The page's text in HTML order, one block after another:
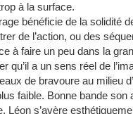
à la surface.
bénéficie de la solidité
de l’action, ou des
à faire un peu dans la
qu’il a un sens réel de
de bravoure au milieu
faible. Bonne bande son
Léon s’avère